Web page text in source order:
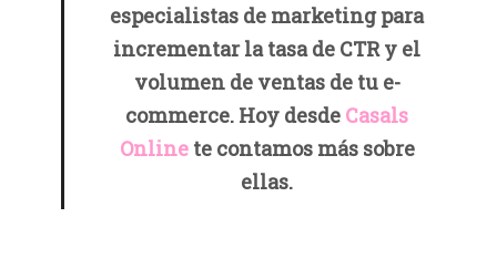
especialistas de marketing para
incrementar la tasa de CTR y el
volumen de ventas de tu e-
commerce. Hoy desde Casals
Onlinete contamos más sobre
ellas.